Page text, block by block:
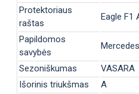
Protektoriaus
raštas
Eagle F1
Papildomos
savybės
Sezoniškumas
VASARA
Išorinis triukšmas
A